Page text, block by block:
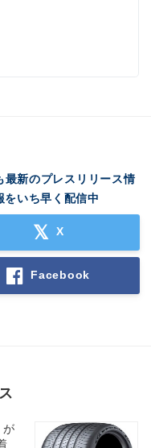
最新のプレスリリース情
をいち早く配信中
X
Facebook
が